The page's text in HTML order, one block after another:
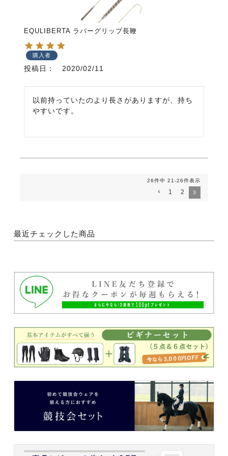
EQULIBERTA ラバーグリップ長鞭
購入者
投稿日 2020/02/11
以前持っていたのより長さがありますが、持ち
やすいです。
26件中 21-26件表示
1 2 3
最近チェックした商品